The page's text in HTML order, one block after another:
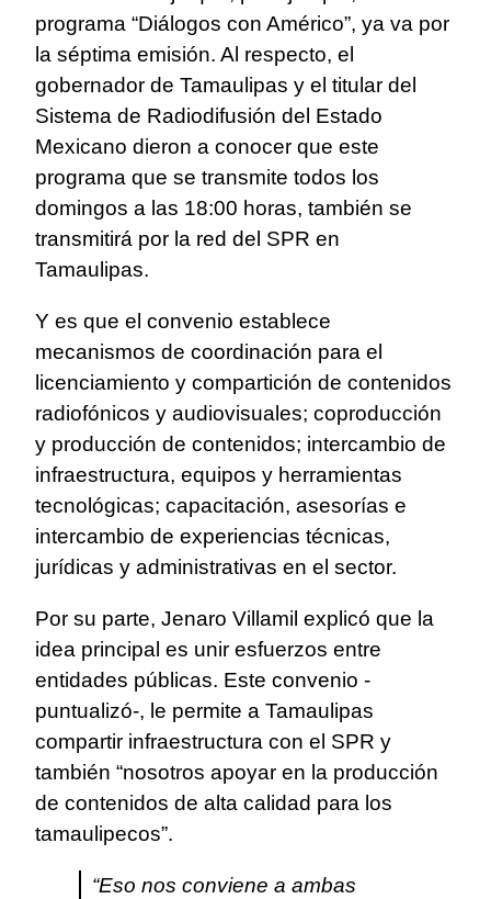
programa “Diálogos con Américo”, ya va por
la séptima emisión. Al respecto, el
gobernador de Tamaulipas y el titular del
Sistema de Radiodifusión del Estado
Mexicano dieron a conocer que este
programa que se transmite todos los
domingos a las 18:00 horas, también se
transmitirá por la red del SPR en
Tamaulipas.
Y es que el convenio establece
mecanismos de coordinación para el
licenciamiento y compartición de contenidos
radiofónicos y audiovisuales; coproducción
y producción de contenidos; intercambio de
infraestructura, equipos y herramientas
tecnológicas; capacitación, asesorías e
intercambio de experiencias técnicas,
jurídicas y administrativas en el sector.
Por su parte, Jenaro Villamil explicó que la
idea principal es unir esfuerzos entre
entidades públicas. Este convenio -
puntualizó-, le permite a Tamaulipas
compartir infraestructura con el SPR y
también “nosotros apoyar en la producción
de contenidos de alta calidad para los
tamaulipecos”.
“Eso nos conviene a ambas